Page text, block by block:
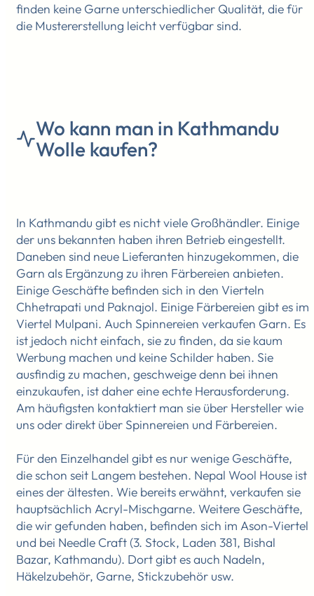
finden keine Garne unterschiedlicher Qualität, die für
die Mustererstellung leicht verfügbar sind.
Wo kann man in Kathmandu
Wolle kaufen?
In Kathmandu gibt es nicht viele Großhändler. Einige
der uns bekannten haben ihren Betrieb eingestellt.
Daneben sind neue Lieferanten hinzugekommen, die
Garn als Ergänzung zu ihren Färbereien anbieten.
Einige Geschäfte befinden sich in den Vierteln
Chhetrapati und Paknajol. Einige Färbereien gibt es im
Viertel Mulpani. Auch Spinnereien verkaufen Garn. Es
ist jedoch nicht einfach, sie zu finden, da sie kaum
Werbung machen und keine Schilder haben. Sie
ausfindig zu machen, geschweige denn bei ihnen
einzukaufen, ist daher eine echte Herausforderung.
Am häufigsten kontaktiert man sie über Hersteller wie
uns oder direkt über Spinnereien und Färbereien.
Für den Einzelhandel gibt es nur wenige Geschäfte,
die schon seit Langem bestehen. Nepal Wool House ist
eines der ältesten. Wie bereits erwähnt, verkaufen sie
hauptsächlich Acryl-Mischgarne. Weitere Geschäfte,
die wir gefunden haben, befinden sich im Ason-Viertel
und bei Needle Craft (3. Stock, Laden 381, Bishal
Bazar, Kathmandu). Dort gibt es auch Nadeln,
Häkelzubehör, Garne, Stickzubehör usw.